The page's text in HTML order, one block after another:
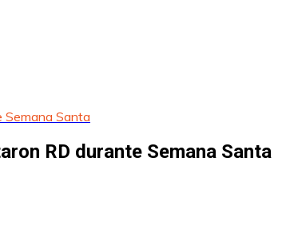
Semana Santa
RD durante Semana Santa